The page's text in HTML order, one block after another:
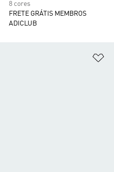
8 cores
FRETE GRÁTIS MEMBROS
ADICLUB